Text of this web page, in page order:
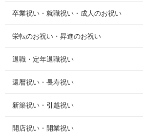
卒業祝い・就職祝い・成人のお祝い
栄転のお祝い・昇進のお祝い
退職・定年退職祝い
還暦祝い・長寿祝い
新築祝い・引越祝い
開店祝い・開業祝い